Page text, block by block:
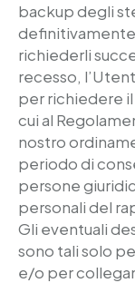
backup degli
richiederli
recesso,
per richiedere
cui al
nostro
periodo di
persone
personali del
Gli eventuali
sono tali solo
e/o per